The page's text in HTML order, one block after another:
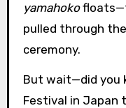
yamahoko
pulled through
ceremony.
But wait—did you
Festival in Japan